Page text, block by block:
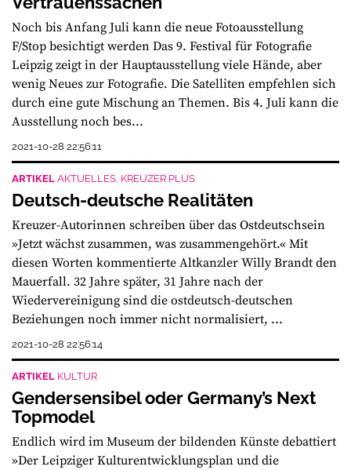
Noch bis Anfang Juli kann die neue Fotoausstellung
F/Stop besichtigt werden Das 9. Festival für Fotografie
Leipzig zeigt in der Hauptausstellung viele Hände, aber
wenig Neues zur Fotografie. Die Satelliten empfehlen sich
durch eine gute Mischung an Themen. Bis 4. Juli kann die
Ausstellung noch bes...
2021-10-28 22:56:11
ARTIKEL AKTUELLES, KREUZER PLUS
Deutsch-deutsche Realitäten
Kreuzer-Autorinnen schreiben über das Ostdeutschsein
»Jetzt wächst zusammen, was zusammengehört.« Mit
diesen Worten kommentierte Altkanzler Willy Brandt den
Mauerfall. 32 Jahre später, 31 Jahre nach der
Wiedervereinigung sind die ostdeutsch-deutschen
Beziehungen noch immer nicht normalisiert, ...
2021-10-28 22:56:14
ARTIKEL KULTUR
Gendersensibel oder Germany’s Next
Topmodel
Endlich wird im Museum der bildenden Künste debattiert
»Der Leipziger Kulturentwicklungsplan und die